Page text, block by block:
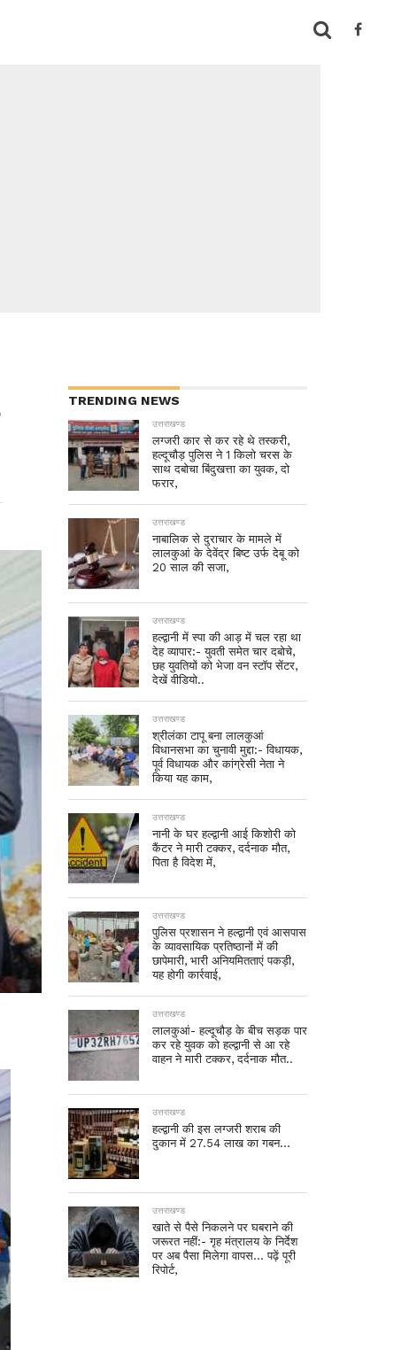
TRENDING NEWS
उत्तराखण्ड
लग्जरी कार से कर रहे थे तस्करी,
हल्दूचौड़ पुलिस ने 1 किलो चरस के
साथ दबोचा बिंदुखत्ता का युवक, दो
फरार,
उत्तराखण्ड
नाबालिक से दुराचार के मामले में
लालकुआं के देवेंद्र बिष्ट उर्फ देबू को
20 साल की सजा,
उत्तराखण्ड
हल्द्वानी में स्पा की आड़ में चल रहा था
देह व्यापार:- युवती समेत चार दबोचे,
छह युवतियों को भेजा वन स्टॉप सेंटर,
देखें वीडियो..
उत्तराखण्ड
श्रीलंका टापू बना लालकुआं
विधानसभा का चुनावी मुद्दा:- विधायक,
पूर्व विधायक और कांग्रेसी नेता ने
किया यह काम,
उत्तराखण्ड
नानी के घर हल्द्वानी आई किशोरी को
कैंटर ने मारी टक्कर, दर्दनाक मौत,
पिता है विदेश में,
उत्तराखण्ड
पुलिस प्रशासन ने हल्द्वानी एवं आसपास
के व्यावसायिक प्रतिष्ठानों में की
छापेमारी, भारी अनियमितताएं पकड़ी,
यह होगी कार्रवाई,
उत्तराखण्ड
लालकुआं- हल्दूचौड़ के बीच सड़क पार
कर रहे युवक को हल्द्वानी से आ रहे
वाहन ने मारी टक्कर, दर्दनाक मौत..
उत्तराखण्ड
हल्द्वानी की इस लग्जरी शराब की
दुकान में 27.54 लाख का गबन…
उत्तराखण्ड
खाते से पैसे निकलने पर घबराने की
जरूरत नहीं:- गृह मंत्रालय के निर्देश
पर अब पैसा मिलेगा वापस… पढ़ें पूरी
रिपोर्ट,